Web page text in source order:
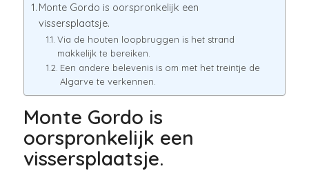
Monte Gordo is oorspronkelijk een
vissersplaatsje.
Via de houten loopbruggen is het strand
makkelijk te bereiken.
Een andere belevenis is om met het treintje de
Algarve te verkennen.
Monte Gordo is
oorspronkelijk een
vissersplaatsje.